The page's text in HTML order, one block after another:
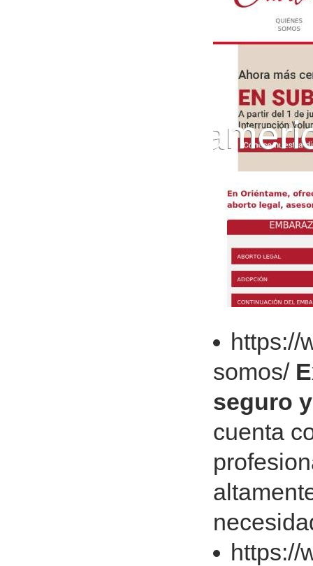
https://
somos/
seguro
cuenta
https://